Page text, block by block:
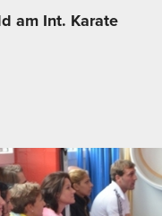
am Int. Karate